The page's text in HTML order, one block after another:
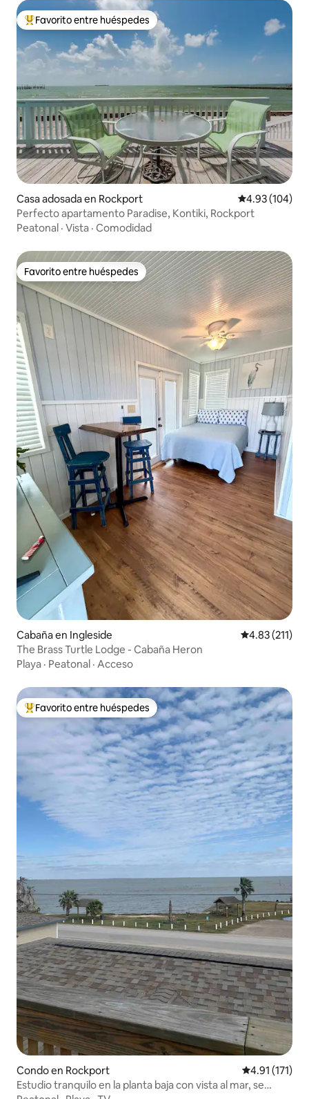
Favorito entre huéspedes preferido
Favorito entre huéspedes
Casa adosada en Rockport Calificación
4.93 (104)
Perfecto apartamento Paradise, Kontiki, Rockport
Peatonal · Vista · Comodidad
Favorito entre huéspedes
Favorito entre huéspedes
Cabaña en Ingleside Calificación
4.83 (211)
The Brass Turtle Lodge - Cabaña Heron
Playa · Peatonal · Acceso
Favorito entre huéspedes preferido
Favorito entre huéspedes
Condo en Rockport Calificación
4.91 (171)
Estudio tranquilo en la planta baja con vista al mar, se